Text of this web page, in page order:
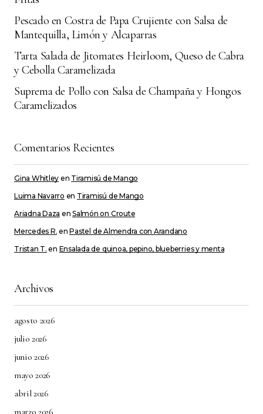
septiembre 15, 2025 at 10:38 pm
Responder
Tu dirección de correo electrónico no será
Your Name*
comente.
Submit Comment
Alternative:
Pescado en Costra de Papa Crujiente con Salsa de
Mantequilla, Limón y Alcaparras
Tarta Salada de Jitomates Heirloom, Queso de Cabra
y Cebolla Caramelizada
Suprema de Pollo con Salsa de Champaña y Hongos
Caramelizados
Comentarios Recientes
Gina Whitley en Tiramisú de Mango
Luima Navarro en Tiramisú de Mango
Ariadna Daza enSalmón on Croute
Mercedes R. enPastel de Almendra con Arandano
Tristan T. en Ensalada de quinoa, pepino, blueberries y menta
Archivos
agosto 2026
julio 2026
junio 2026
mayo 2026
abril 2026